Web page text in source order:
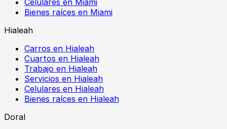
Bienes raíces en Miami
Hialeah
Carros en Hialeah
Cuartos en Hialeah
Trabajo en Hialeah
Servicios en Hialeah
Celulares en Hialeah
Bienes raíces en Hialeah
Doral